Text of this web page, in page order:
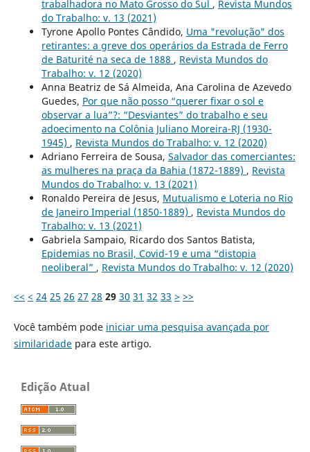
trabalhadora no Mato Grosso do Sul , Revista Mundos
do Trabalho: v. 13 (2021)
Tyrone Apollo Pontes Cândido, Uma "revolução" dos
retirantes: a greve dos operários da Estrada de Ferro
de Baturité na seca de 1888 , Revista Mundos do
Trabalho: v. 12 (2020)
Anna Beatriz de Sá Almeida, Ana Carolina de Azevedo
Guedes, Por que não posso “querer fixar o sol e
observar a lua”?: “Desviantes” do trabalho e seu
adoecimento na Colônia Juliano Moreira-RJ (1930-
1945) , Revista Mundos do Trabalho: v. 12 (2020)
Adriano Ferreira de Sousa, Salvador das comerciantes:
as mulheres na praça da Bahia (1872-1889) , Revista
Mundos do Trabalho: v. 13 (2021)
Ronaldo Pereira de Jesus, Mutualismo e Loteria no Rio
de Janeiro Imperial (1850-1889) , Revista Mundos do
Trabalho: v. 13 (2021)
Gabriela Sampaio, Ricardo dos Santos Batista,
Epidemias no Brasil, Covid-19 e uma “distopia
neoliberal” , Revista Mundos do Trabalho: v. 12 (2020)
<< < 24 25 26 27 28 29 30 31 32 33 > >>
Você também pode iniciar uma pesquisa avançada por
similaridadepara este artigo.
Edição Atual